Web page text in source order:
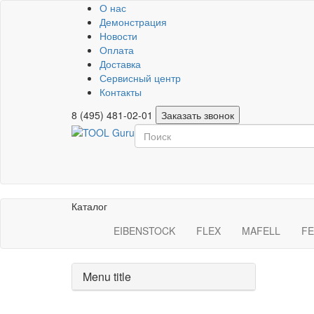
О нас
Демонстрация
Новости
Оплата
Доставка
Сервисный центр
Контакты
8 (495) 481-02-01
Заказать звонок
Каталог
EIBENSTOCK
FLEX MAFELL
Menu title